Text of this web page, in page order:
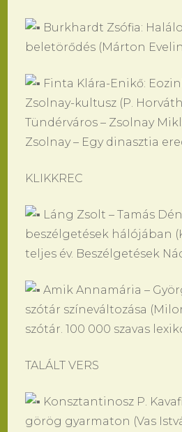
Burkhardt Zsófia:
beletörődés (Márton
Finta Klára-Enikő:
Zsolnay-kultusz (P.
Tündérváros – Zsolnay
Zsolnay – Egy dinasztia
KLIKKREC
Láng Zsolt – Tamás
beszélgetések hálójában
teljes év. Beszélgetések
Amik Annamária –
szótár színeváltozása
szótár. 100 000 szavas
TALÁLT VERS
Konsztantinosz P.
görög gyarmaton (Vas